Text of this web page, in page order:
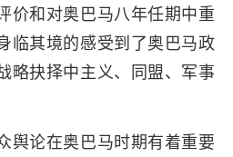
价和对奥巴马八年任期中重
临其境的感受到了奥巴马政
略抉择中主义、同盟、军事
舆论在奥巴马时期有着重要